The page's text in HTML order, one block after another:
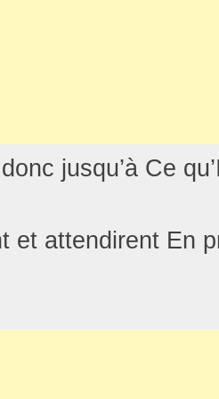
jusqu’à Ce
et attendirent En